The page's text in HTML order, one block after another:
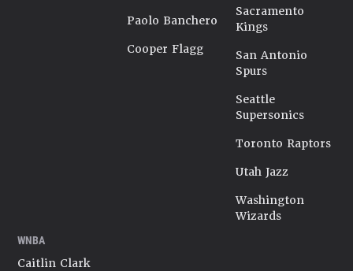
Paolo Banchero
Cooper Flagg
Sacramento
Kings
San Antonio
Spurs
Seattle
Supersonics
Toronto Raptors
Utah Jazz
Washington
Wizards
WNBA
Caitlin Clark